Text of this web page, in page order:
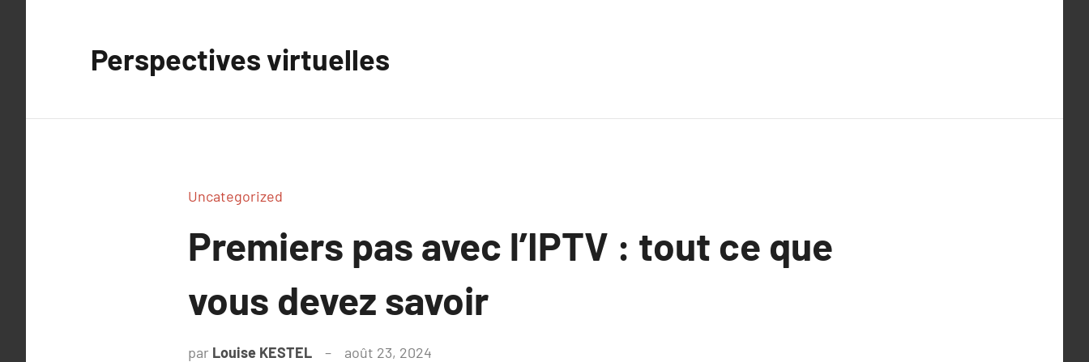
Perspectives virtuelles
Uncategorized
Premiers pas avec l’IPTV : tout ce que
vous devez savoir
par Louise KESTEL août 23, 2024